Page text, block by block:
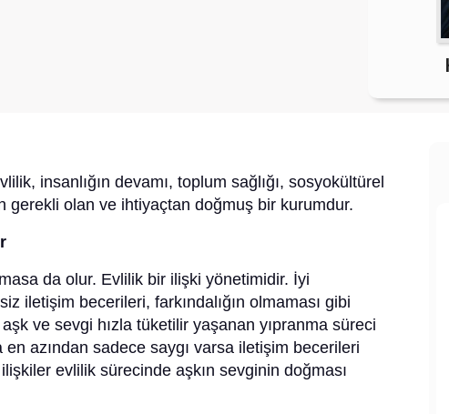
insanlığın devamı, toplum sağlığı, sosyokültürel
gerekli olan ve ihtiyaçtan doğmuş bir kurumdur.
da olur. Evlilik bir ilişki yönetimidir. İyi
iletişim becerileri, farkındalığın olmaması gibi
ve sevgi hızla tüketilir yaşanan yıpranma süreci
azından sadece saygı varsa iletişim becerileri
evlilik sürecinde aşkın sevginin doğması